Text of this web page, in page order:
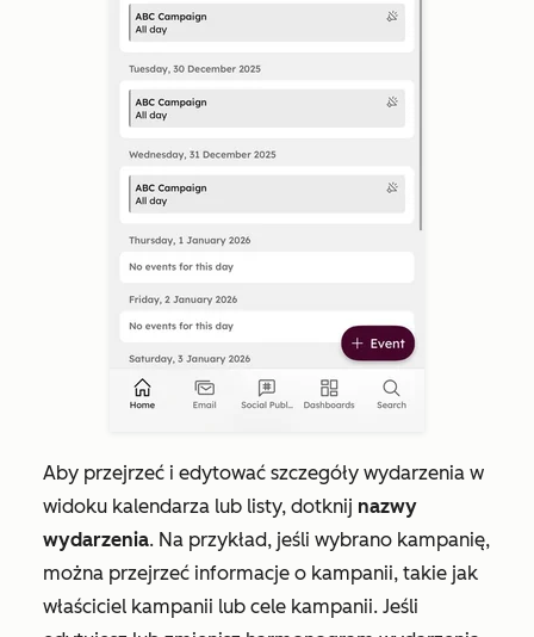
Aby przejrzeć i edytować szczegóły wydarzenia w
widoku kalendarza lub listy, dotknij nazwy
wydarzenia. Na przykład, jeśli wybrano kampanię,
można przejrzeć informacje o kampanii, takie jak
właściciel kampanii lub cele kampanii. Jeśli